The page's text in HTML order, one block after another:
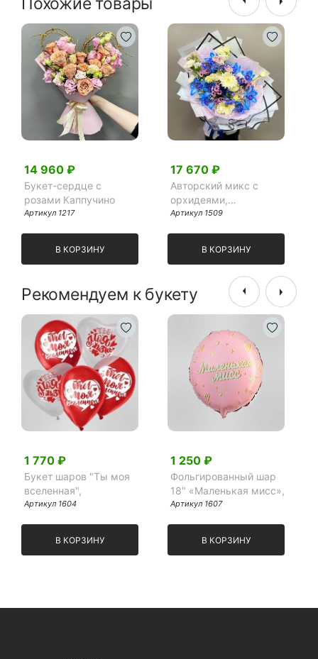
14 960 ₽
Букет-сердце с
розами Каппучино
Артикул 1217
В КОРЗИНУ
17 670 ₽
Авторский микс с
орхидеями,
дельфиниумом,
Артикул 1509
В КОРЗИНУ
Рекомендуем к букету
1 770 ₽
Букет шаров "Ты моя
вселенная",
Артикул 1604
В КОРЗИНУ
1 250 ₽
Фольгированный шар
18" «Маленькая мисс»,
Артикул 1607
В КОРЗИНУ